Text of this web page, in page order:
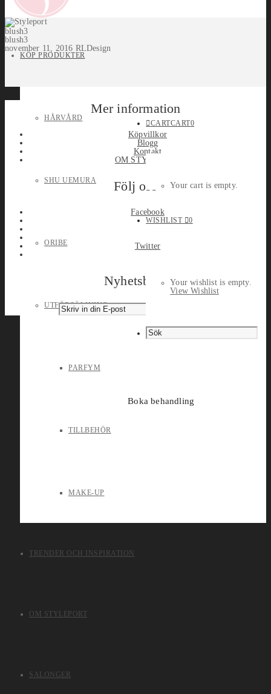
KÖP PRODUKTER
HÅRVÅRD
SHU UEMURA
ORIBE
UTFÖRSÄLJNING
PARFYM
TILLBEHÖR
MAKE-UP
TRENDER OCH INSPIRATION
OM STYLEPORT
SALONGER
CARTCART0
Your cart is empty.
WISHLIST 0
Your wishlist is empty.
View Wishlist
Boka behandling
blush3
blush3
november 11, 2016 RLDesign
Mer information
Köpvillkor
Blogg
Kontakt
OM STYLEPORT
Följ oss
Facebook
Twitter
Nyhetsbrev